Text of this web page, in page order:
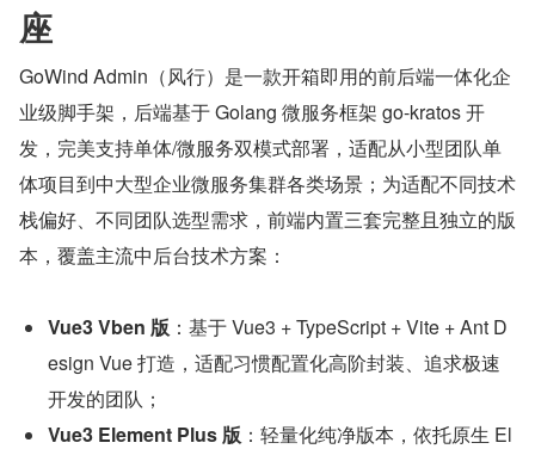
座
GoWind Admin（风行）是一款开箱即用的前后端一体化企
业级脚手架，后端基于 Golang 微服务框架 go-kratos 开
发，完美支持单体/微服务双模式部署，适配从小型团队单
体项目到中大型企业微服务集群各类场景；为适配不同技术
栈偏好、不同团队选型需求，前端内置三套完整且独立的版
本，覆盖主流中后台技术方案：
Vue3 Vben 版 ：基于 Vue3 + TypeScript + Vite + Ant D
esign Vue 打造，适配习惯配置化高阶封装、追求极速
开发的团队；
Vue3 Element Plus 版 ：轻量化纯净版本，依托原生 El